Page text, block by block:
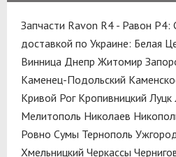
Запчасти Ravon R4 - Равон Р4:
доставкой по Украине: Белая
Винница Днепр Житомир
Каменец-Подольский
Кривой Рог Кропивницкий Луцк
Мелитополь Николаев
Ровно Сумы Тернополь
Хмельницкий Черкассы